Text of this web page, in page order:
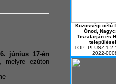
június 17-én
melyre ezúton
Közösségi célú
Ónod,
Tiszatarján és
TOP_PLUSZ-
2022-